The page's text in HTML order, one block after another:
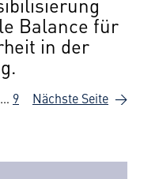
Balance für
in der
… 9 Nächste Seite →